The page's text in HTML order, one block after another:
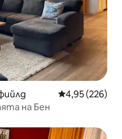
Средна
4,95 (226)
на Бен